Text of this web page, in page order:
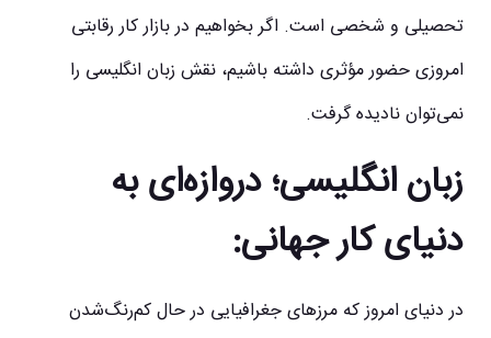
تحصیلی و شخصی است. اگر بخواهیم در بازار کار رقابتی
امروزی حضور مؤثری داشته باشیم، نقش زبان انگلیسی را
نمی‌توان نادیده گرفت.
زبان انگلیسی؛ دروازه‌ای به
دنیای کار جهانی:
در دنیای امروز که مرزهای جغرافیایی در حال کم‌رنگ‌شدن